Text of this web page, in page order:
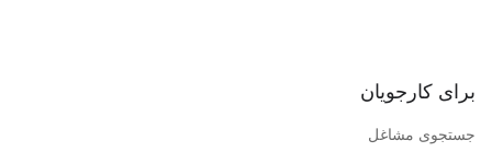
برای کارجویان
جستجوی مشاغل